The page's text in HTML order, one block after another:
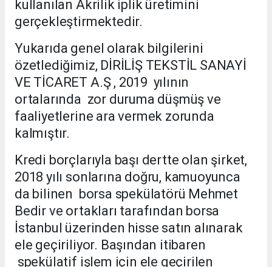
kullanılan Akrilik iplik üretimini
gerçekleştirmektedir.
Yukarıda genel olarak bilgilerini
özetlediğimiz, DİRİLİŞ TEKSTİL SANAYİ
VE TİCARET A.Ş , 2019 yılının
ortalarında zor duruma düşmüş ve
faaliyetlerine ara vermek zorunda
kalmıştır.
Kredi borçlarıyla başı dertte olan şirket,
2018 yılı sonlarına doğru, kamuoyunca
da bilinen borsa spekülatörü Mehmet
Bedir ve ortakları tarafından borsa
İstanbul üzerinden hisse satın alınarak
ele geçiriliyor. Başından itibaren
spekülatif işlem için ele geçirilen